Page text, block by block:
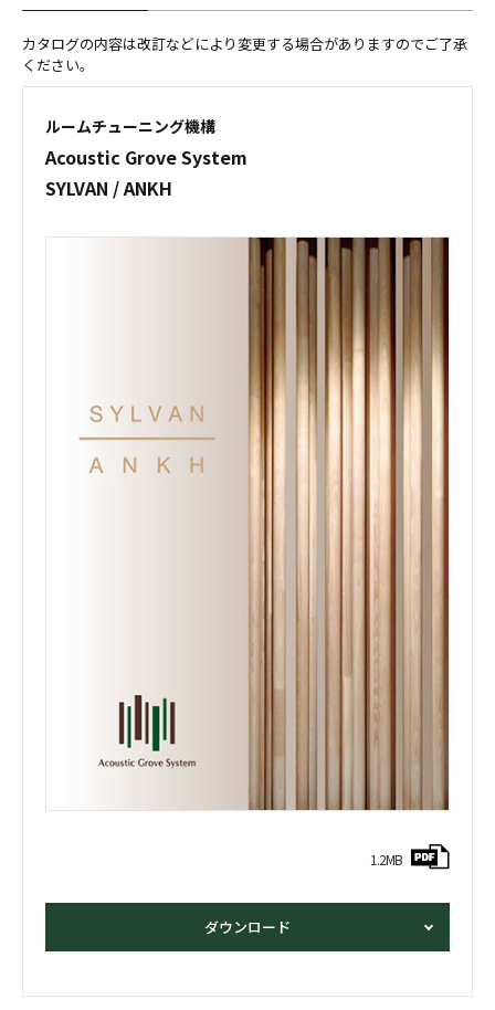
カタログの内容は改訂などにより変更する場合がありますのでご了承
ください。
ルームチューニング機構
Acoustic Grove System
SYLVAN / ANKH
1.2MB
ダウンロード